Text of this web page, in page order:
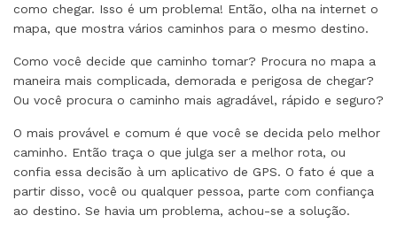
como chegar. Isso é um problema! Então, olha na internet o
mapa, que mostra vários caminhos para o mesmo destino.
Como você decide que caminho tomar? Procura no mapa a
maneira mais complicada, demorada e perigosa de chegar?
Ou você procura o caminho mais agradável, rápido e seguro?
O mais provável e comum é que você se decida pelo melhor
caminho. Então traça o que julga ser a melhor rota, ou
confia essa decisão à um aplicativo de GPS. O fato é que a
partir disso, você ou qualquer pessoa, parte com confiança
ao destino. Se havia um problema, achou-se a solução.